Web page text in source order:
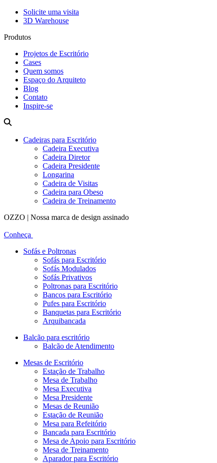
Solicite uma visita
3D Warehouse
Produtos
Projetos de Escritório
Cases
Quem somos
Espaço do Arquiteto
Blog
Contato
Inspire-se
Cadeiras para Escritório
Cadeira Executiva
Cadeira Diretor
Cadeira Presidente
Longarina
Cadeira de Visitas
Cadeira para Obeso
Cadeira de Treinamento
OZZO | Nossa marca de design assinado
Conheça
Sofás e Poltronas
Sofás para Escritório
Sofás Modulados
Sofás Privativos
Poltronas para Escritório
Bancos para Escritório
Pufes para Escritório
Banquetas para Escritório
Arquibancada
Balcão para escritório
Balcão de Atendimento
Mesas de Escritório
Estação de Trabalho
Mesa de Trabalho
Mesa Executiva
Mesa Presidente
Mesas de Reunião
Estação de Reunião
Mesa para Refeitório
Bancada para Escritório
Mesa de Apoio para Escritório
Mesa de Treinamento
Aparador para Escritório